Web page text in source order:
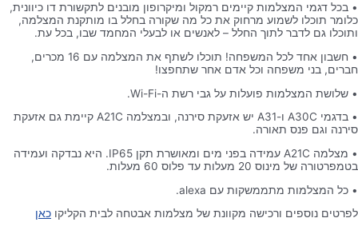
• בכל דגמי המצלמות קיימים רמקול ומיקרופון מובנים לתקשורת דו כיוונית,
כלומר תוכלו לשמוע מרחוק את כל מה שקורה בחלל בו מותקנת המצלמה,
ותוכלו גם לדבר לתוך החלל – לאנשים או לבעלי המחמד שבו, בכל עת.
• חשבון אחד לכל המשפחה! תוכלו לשתף את המצלמה עם 16 מכרים,
חברים, בני משפחה וכל אדם אחר שתחפצו!
• שלושת המצלמות פועלות על גבי רשת ה-Wi-Fi.
• בדגמי A30C ו-A31 יש אזעקת סירנה, ובמצלמה A21C קיימת גם אזעקת
סירנה וגם פנס תאורה.
• מצלמה A21C עמידה בפני מים ומאושרת תקן IP65. היא נבדקה ועמידה
בטמפרטורה של מינוס 20 מעלות עד פלוס 60 מעלות.
• כל המצלמות מתממשקות עם alexa.
לפרטים נוספים ורכישה מקוונת של מצלמות אבטחה לבית הקליקו כאן